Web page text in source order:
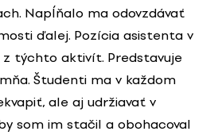
Napĺňalo ma odovzdávať
ďalej. Pozícia asistenta v
z týchto aktivít. Predstavuje
Študenti ma v každom
ale aj udržiavať v
som im stačil a obohacoval